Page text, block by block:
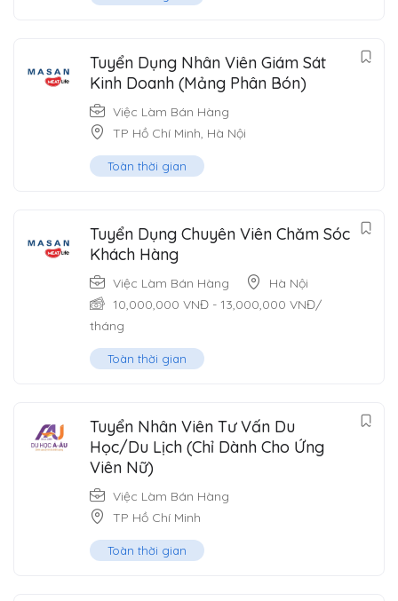
Tuyển Dụng Nhân Viên Giám Sát
Kinh Doanh (Mảng Phân Bón)
Việc Làm Bán Hàng
TP Hồ Chí Minh, Hà Nội
Toàn thời gian
Tuyển Dụng Chuyên Viên Chăm Sóc
Khách Hàng
Việc Làm Bán Hàng
Hà Nội
10,000,000 VNĐ - 13,000,000 VNĐ/
tháng
Toàn thời gian
Tuyển Nhân Viên Tư Vấn Du
Học/Du Lịch (Chỉ Dành Cho Ứng
Viên Nữ)
Việc Làm Bán Hàng
TP Hồ Chí Minh
Toàn thời gian